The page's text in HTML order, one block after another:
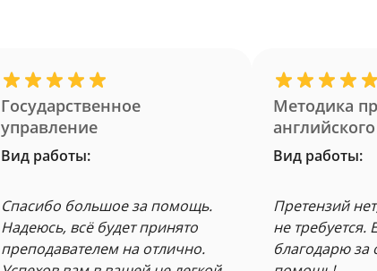
Государственное
управление
Вид работы:
Спасибо большое за помощь.
Надеюсь, всё будет принято
преподавателем на отлично.
Методика
Вид работы:
Претензий
не требуется.
благодарю за